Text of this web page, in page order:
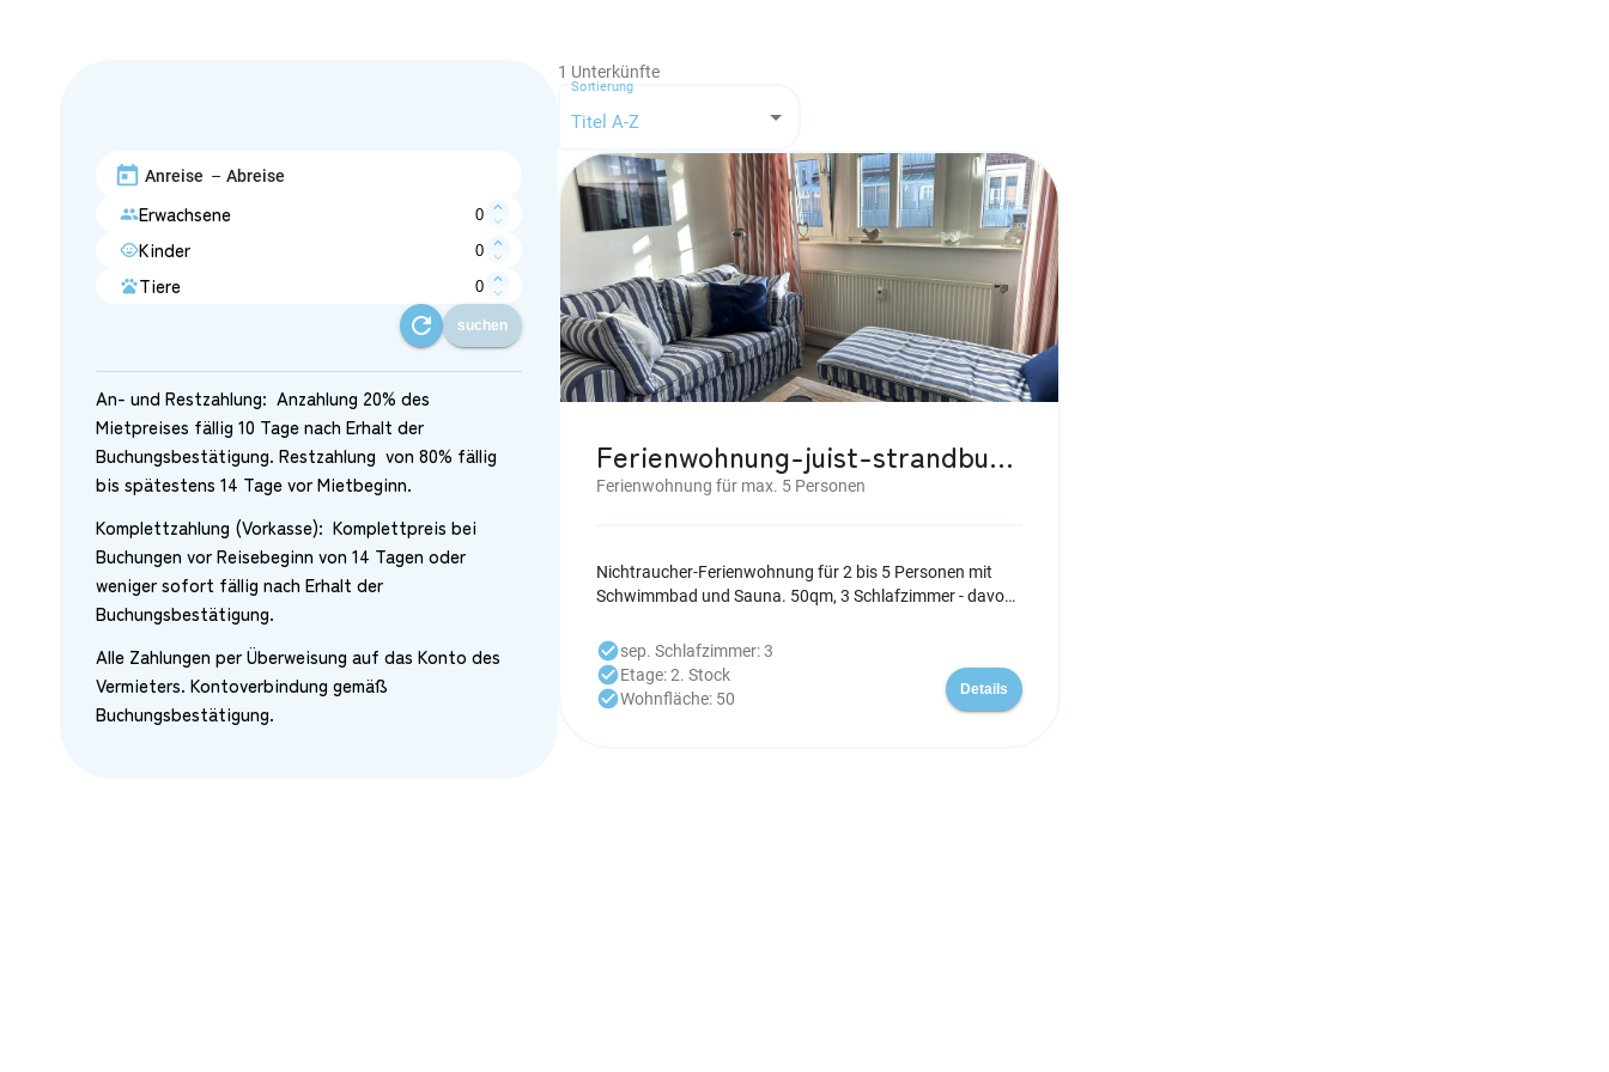
–
peopleErwachsene
expand_less
expand_more
child_careKinder
expand_less
expand_more
petsTiere
expand_less
expand_more
refresh suchen
An- und Restzahlung: Anzahlung 20% des
Mietpreises fällig 10 Tage nach Erhalt der
Buchungsbestätigung. Restzahlung von 80% fällig
bis spätestens 14 Tage vor Mietbeginn.
Komplettzahlung (Vorkasse): Komplettpreis bei
Buchungen vor Reisebeginn von 14 Tagen oder
weniger sofort fällig nach Erhalt der
Buchungsbestätigung.
Alle Zahlungen per Überweisung auf das Konto des
Vermieters. Kontoverbindung gemäß
Buchungsbestätigung.
1 Unterkünfte
Titel A-Z
Sortierung
Ferienwohnung-juist-strandburg 206 für 2 bis 5 Personen mit Schwimmbad und Sauna
Ferienwohnung für max. 5 Personen
Nichtraucher-Ferienwohnung für 2 bis 5 Personen mit
Schwimmbad und Sauna. 50qm, 3 Schlafzimmer - davon
Einzelbett und 1 Etagenbett für Kinder (80x180), Küche,
Bad, 2 Trittbalkone.
check_circlesep. Schlafzimmer: 3
check_circleEtage: 2. Stock
check_circleWohnfläche: 50 Details